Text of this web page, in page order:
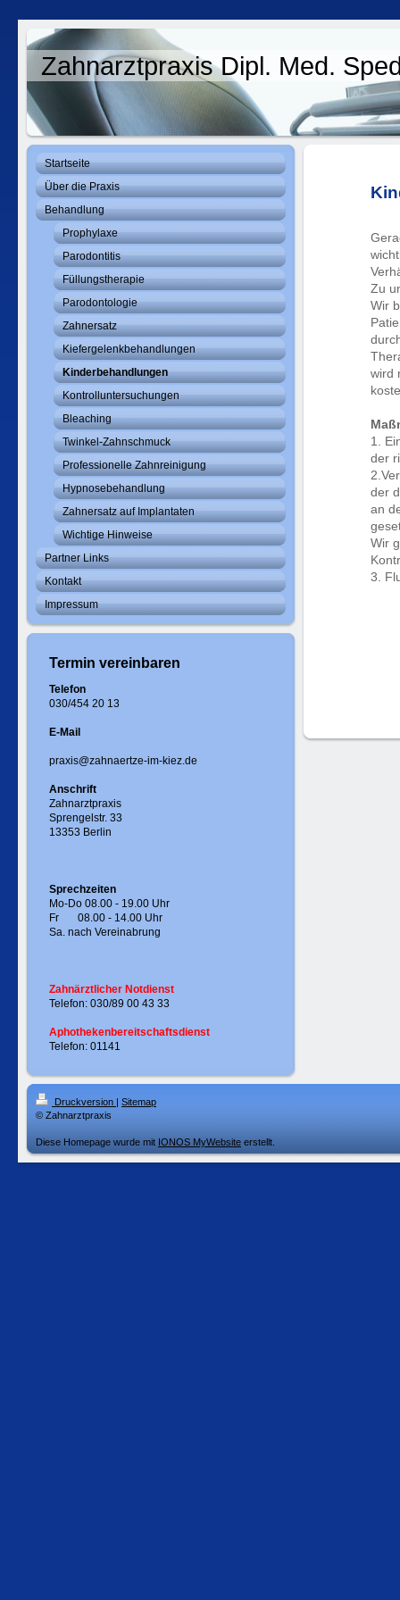
Zahnarztpraxis Dipl. Med.
Startseite
Über die Praxis
Behandlung
Prophylaxe
Parodontitis
Füllungstherapie
Parodontologie
Zahnersatz
Kiefergelenkbehandlungen
Kinderbehandlungen
Kontrolluntersuchungen
Bleaching
Twinkel-Zahnschmuck
Professionelle Zahnreinigung
Hypnosebehandlung
Zahnersatz auf Implantaten
Wichtige Hinweise
Partner Links
Kontakt
Impressum
Termin vereinbaren
Telefon
030/454 20 13
E-Mail
praxis@zahnaertze-im-kiez.de
Anschrift
Zahnarztpraxis
Sprengelstr. 33
13353 Berlin
Sprechzeiten
Mo-Do 08.00 - 19.00 Uhr
Fr 08.00 - 14.00 Uhr
Sa. nach Vereinabrung
Zahnärztlicher Notdienst
Telefon: 030/89 00 43 33
Aphothekenbereitschaftsdienst
Telefon: 01141
Zu
Wir
wird
1.
der
der
an
Wir
3.
Druckversion | Sitemap
© Zahnarztpraxis
Diese Homepage wurde mit IONOS MyWebsite erstellt.